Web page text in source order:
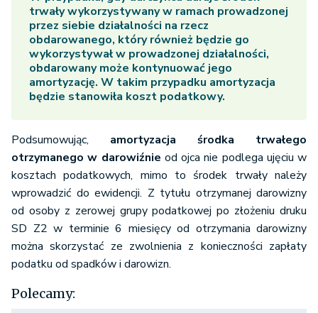
trwały wykorzystywany w ramach prowadzonej
przez siebie działalności na rzecz
obdarowanego, który również będzie go
wykorzystywał w prowadzonej działalności,
obdarowany może kontynuować jego
amortyzację. W takim przypadku amortyzacja
będzie stanowiła koszt podatkowy.
Podsumowując, amortyzacja środka trwałego
otrzymanego w darowiźnie od ojca nie podlega ujęciu w
kosztach podatkowych, mimo to środek trwały należy
wprowadzić do ewidencji. Z tytułu otrzymanej darowizny
od osoby z zerowej grupy podatkowej po złożeniu druku
SD Z2 w terminie 6 miesięcy od otrzymania darowizny
można skorzystać ze zwolnienia z konieczności zapłaty
podatku od spadków i darowizn.
Polecamy: